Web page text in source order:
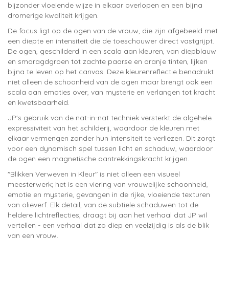
bijzonder vloeiende wijze in elkaar overlopen en een bijna
dromerige kwaliteit krijgen.
De focus ligt op de ogen van de vrouw, die zijn afgebeeld met
een diepte en intensiteit die de toeschouwer direct vastgrijpt.
De ogen, geschilderd in een scala aan kleuren, van diepblauw
en smaragdgroen tot zachte paarse en oranje tinten, lijken
bijna te leven op het canvas. Deze kleurenreflectie benadrukt
niet alleen de schoonheid van de ogen maar brengt ook een
scala aan emoties over, van mysterie en verlangen tot kracht
en kwetsbaarheid.
JP's gebruik van de nat-in-nat techniek versterkt de algehele
expressiviteit van het schilderij, waardoor de kleuren met
elkaar vermengen zonder hun intensiteit te verliezen. Dit zorgt
voor een dynamisch spel tussen licht en schaduw, waardoor
de ogen een magnetische aantrekkingskracht krijgen.
"Blikken Verweven in Kleur" is niet alleen een visueel
meesterwerk; het is een viering van vrouwelijke schoonheid,
emotie en mysterie, gevangen in de rijke, vloeiende texturen
van olieverf. Elk detail, van de subtiele schaduwen tot de
heldere lichtreflecties, draagt bij aan het verhaal dat JP wil
vertellen - een verhaal dat zo diep en veelzijdig is als de blik
van een vrouw.